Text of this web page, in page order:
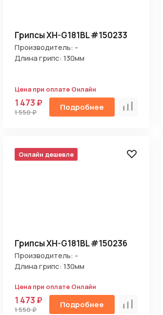
Грипсы XH-G181BL #150233
Производитель: -
Длина грипс: 130мм
Цена при оплате Онлайн
1 473 ₽
1 550 ₽ Подробнее Сравнить
Онлайн дешевле
Грипсы XH-G181BL #150236
Производитель: -
Длина грипс: 130мм
Цена при оплате Онлайн
1 473 ₽
1 550 ₽ Подробнее Сравнить